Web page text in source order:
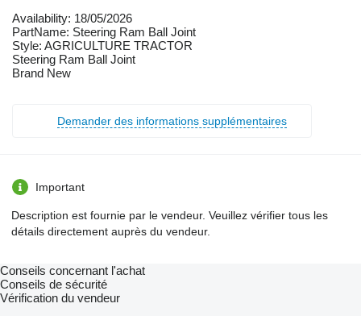
Availability: 18/05/2026
PartName: Steering Ram Ball Joint
Style: AGRICULTURE TRACTOR
Steering Ram Ball Joint
Brand New
Demander des informations supplémentaires
Important
Description est fournie par le vendeur. Veuillez vérifier tous les
détails directement auprès du vendeur.
Conseils concernant l'achat
Conseils de sécurité
Vérification du vendeur